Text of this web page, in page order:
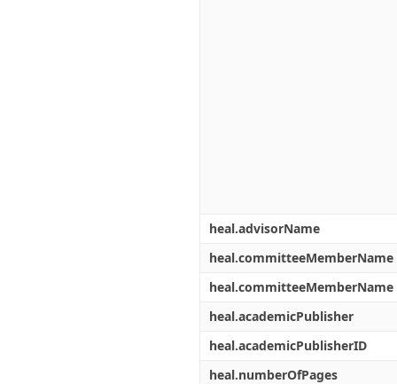
heal.advisorName
heal.committeeMemberName
heal.committeeMemberName
heal.academicPublisher
heal.academicPublisherID
heal.numberOfPages